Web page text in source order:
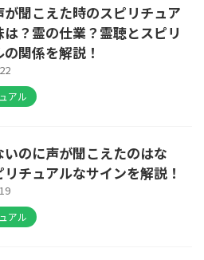
が聞こえた時のスピリチュア
は？霊の仕業？霊聴とスピリ
関係を解説！
アル
いのに声が聞こえたのはな
チュアルなサインを解説！
アル